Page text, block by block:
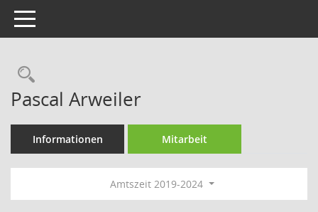
Toggle navigation
Rechercheauswahl
Pascal Arweiler
Informationen Mitarbeit
Amtszeit 2019-2024